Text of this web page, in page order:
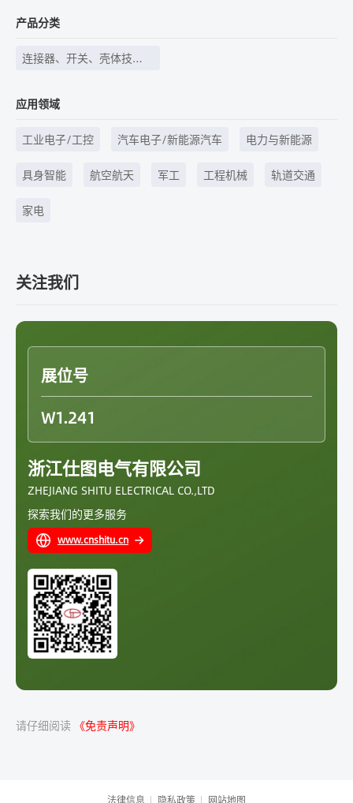
产品分类
连接器、开关、壳体技
应用领域
工业电子/工控 汽车电子/新能源汽车 电力与新能源
具身智能 航空航天 军工 工程机械 轨道交通
家电
关注我们
展位号
W1.241
浙江仕图电气有限公司
ZHEJIANG SHITU ELECTRICAL CO.,LTD
探索我们的更多服务
www.cnshitu.cn
请仔细阅读 《免责声明》
法律信息 隐私政策 网站地图